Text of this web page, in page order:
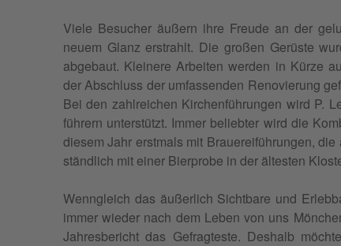
Viele Besuch­er äußern ihre Freude an der
neuem Glanz erstrahlt. Die großen Gerüste
abge­baut. Kleinere Arbeit­en wer­den in Kürze
der Abschluss der umfassenden Ren­ovierung
Bei den zahlre­ichen Kirchen­führun­gen wird P.
führern unter­stützt. Immer beliebter wird die
diesem Jahr erst­mals mit Brauereiführun­gen,
ständlich mit ein­er Bier­probe in der ältesten
Wen­ngle­ich das äußer­lich Sicht­bare und
immer wieder nach dem Leben von uns
Jahres­bericht das Gefragteste. Deshalb